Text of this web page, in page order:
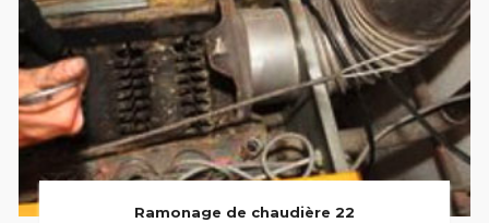
Ramonage de chaudière 22